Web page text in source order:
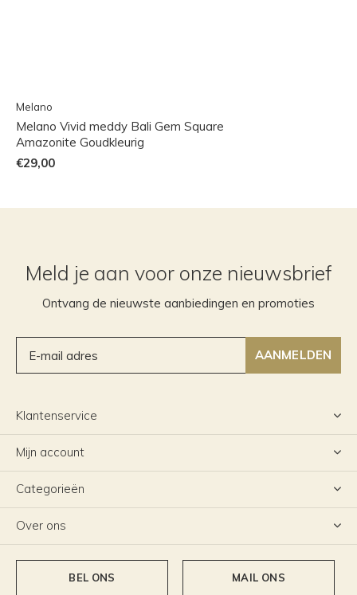
Melano
Melano Vivid meddy Bali Gem Square
Amazonite Goudkleurig
€29,00
Meld je aan voor onze nieuwsbrief
Ontvang de nieuwste aanbiedingen en promoties
AANMELDEN
Klantenservice
Mijn account
Categorieën
Over ons
BEL ONS MAIL ONS